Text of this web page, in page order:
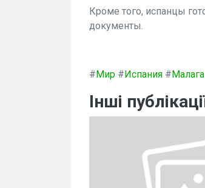
Кроме того, испанцы
документы.
#Мир #Испания #Малага
Інші